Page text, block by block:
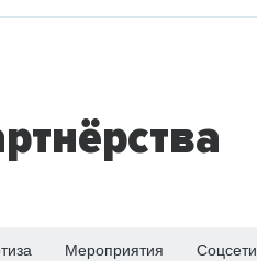
Мероприятия Соцсети